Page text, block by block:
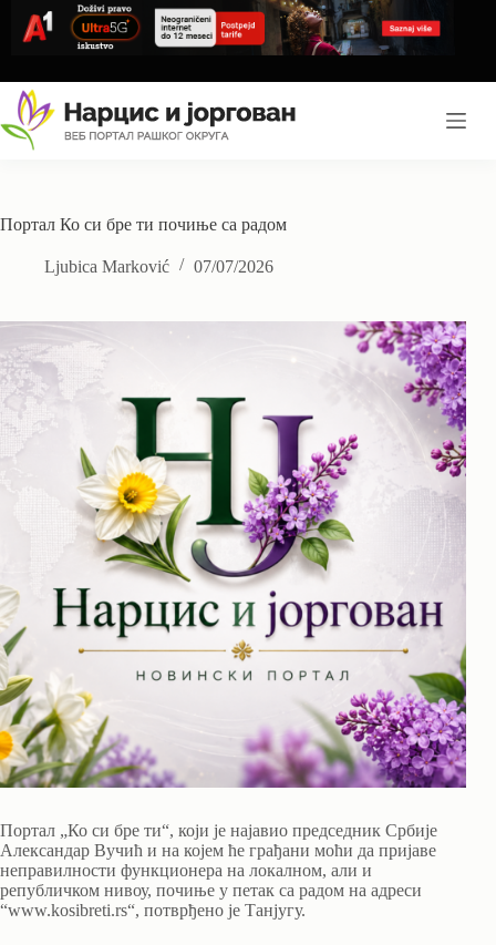
content
Портал Ко си бре ти почиње са радом
Ljubica Marković 07/07/2026
Портал „Ко си бре ти“, који је најавио председник Србије
Александар Вучић и на којем ће грађани моћи да пријаве
неправилности функционера на локалном, али и
републичком нивоу, почиње у петак са радом на адреси
“www.kosibreti.rs“, потврђено је Танјугу.